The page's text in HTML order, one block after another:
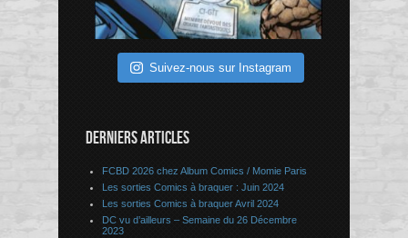
Suivez-nous sur Instagram
DERNIERS ARTICLES
FCBD 2026 chez Album Comics / Momie Paris
Les sorties Comics à braquer : Juin 2024
Les sorties Comics à braquer Avril 2024
DC vu d’ailleurs – Semaine du 26 Décembre
2023